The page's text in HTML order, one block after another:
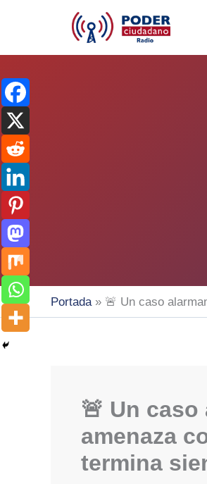
Portada» 🚨 Un caso
🚨 Un
amenaza
termina